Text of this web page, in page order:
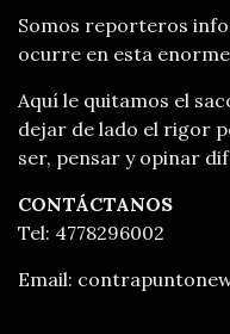
Somos reporteros
ocurre en esta
Aquí le quitamos el
dejar de lado el rigor
ser, pensar y opinar
CONTÁCTANOS
Tel: 4778296002
Email: